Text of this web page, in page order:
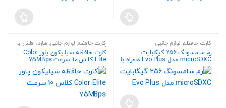
کارت حافظه, لوازم جانبی
رم سامسونگ 256 گیگابایت
microSDXC مدل Evo Plus همراه با
آداپتور SD
کارت حافظه, لوازم جانبی, هارد، فلش و
کارت حافظه
کارت حافظه سیلیکون پاور Color
Elite کلاس 10 سرعت 75MBps
گیگابایت